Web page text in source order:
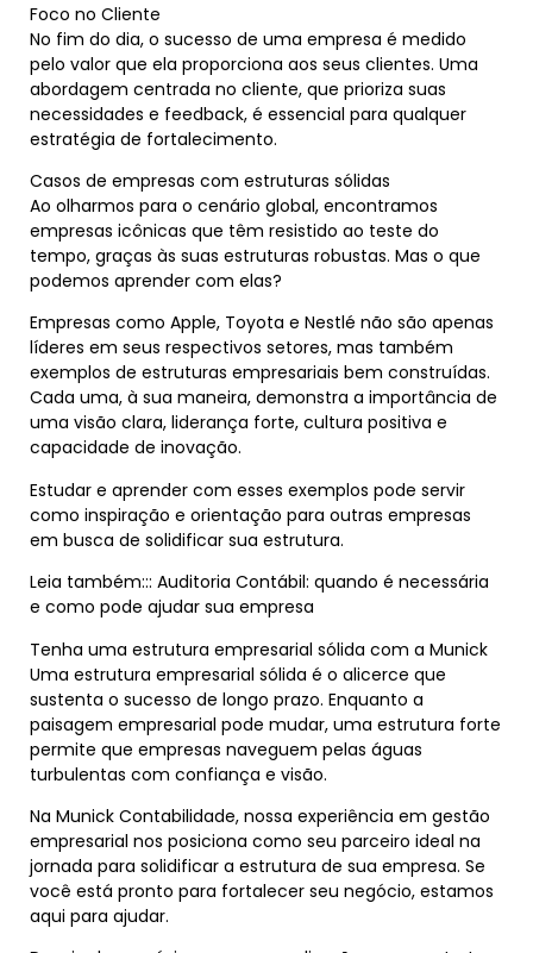
Foco no Cliente
No fim do dia, o sucesso de uma empresa é medido
pelo valor que ela proporciona aos seus clientes. Uma
abordagem centrada no cliente, que prioriza suas
necessidades e feedback, é essencial para qualquer
estratégia de fortalecimento.
Casos de empresas com estruturas sólidas
Ao olharmos para o cenário global, encontramos
empresas icônicas que têm resistido ao teste do
tempo, graças às suas estruturas robustas. Mas o que
podemos aprender com elas?
Empresas como Apple, Toyota e Nestlé não são apenas
líderes em seus respectivos setores, mas também
exemplos de estruturas empresariais bem construídas.
Cada uma, à sua maneira, demonstra a importância de
uma visão clara, liderança forte, cultura positiva e
capacidade de inovação.
Estudar e aprender com esses exemplos pode servir
como inspiração e orientação para outras empresas
em busca de solidificar sua estrutura.
Leia também::: Auditoria Contábil: quando é necessária
e como pode ajudar sua empresa
Tenha uma estrutura empresarial sólida com a Munick
Uma estrutura empresarial sólida é o alicerce que
sustenta o sucesso de longo prazo. Enquanto a
paisagem empresarial pode mudar, uma estrutura forte
permite que empresas naveguem pelas águas
turbulentas com confiança e visão.
Na Munick Contabilidade, nossa experiência em gestão
empresarial nos posiciona como seu parceiro ideal na
jornada para solidificar a estrutura de sua empresa. Se
você está pronto para fortalecer seu negócio, estamos
aqui para ajudar.